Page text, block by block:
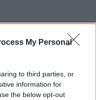
My Personal
to third parties, or
information for
the below opt-out